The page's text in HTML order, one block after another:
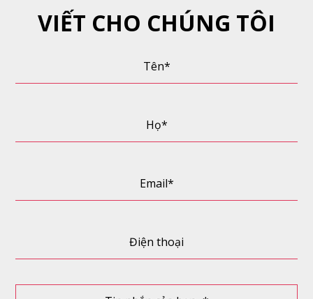
VIẾT CHO CHÚNG TÔI